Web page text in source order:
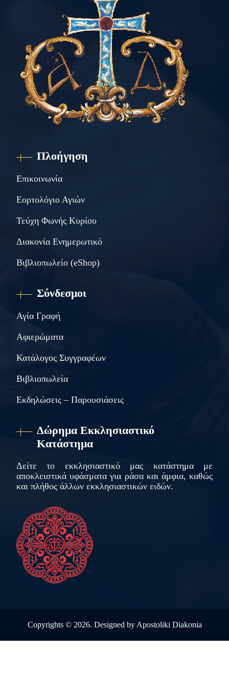
Πλοήγηση
Επικοινωνία
Εορτολόγιο Αγιών
Τεύχη Φωνής Κυρίου
Διακονία Ενημερωτικό
Βιβλιοπωλείο (eShop)
Σύνδεσμοι
Αγία Γραφή
Αφιερώματα
Κατάλογος Συγγραφέων
Βιβλιοπωλεία
Εκδηλώσεις – Παρουσιάσεις
Δώρημα Εκκλησιαστικό
Κατάστημα
Δείτε το εκκλησιαστικό μας κατάστημα με
αποκλειστικά υφάσματα για ράσα και άμφια, καθώς
και πλήθος άλλων εκκλησιαστικών ειδών.
Copyrights © 2026. Designed by Apostoliki Diakonia